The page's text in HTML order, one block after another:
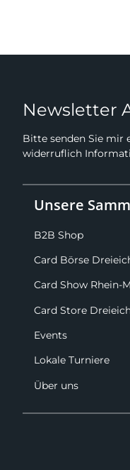
Newsletter
Bitte senden Sie mir
widerruflich
Unsere
B2B Shop
Card Börse
Card Show Rhein-
Card Store
Events
Lokale Turniere
Über uns